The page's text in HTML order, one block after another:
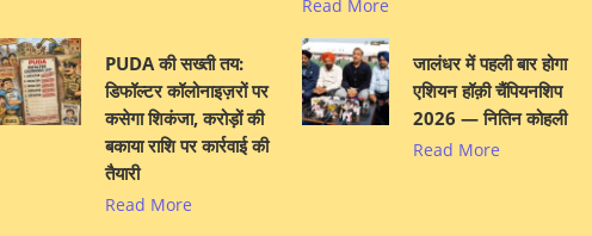
Read More
PUDA की सख्ती तय:
डिफॉल्टर कॉलोनाइज़रों पर
कसेगा शिकंजा, करोड़ों की
बकाया राशि पर कार्रवाई की
तैयारी
Read More
जालंधर में पहली बार होगा
एशियन हॉक़ी चैंपियनशिप
2026 — नितिन कोहली
Read More